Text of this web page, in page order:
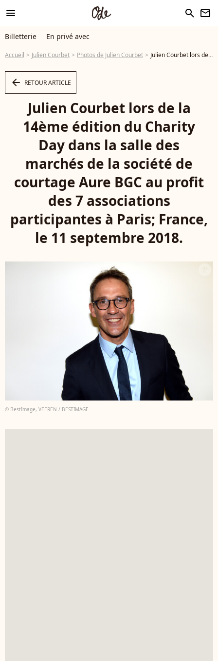
menu search newsletter
Billetterie En privé avec
Accueil Julien Courbet Photos de Julien Courbet Julien Courbet lors de la 14ème édition du Charity Day dans la salle des marchés de la société de courtage Aure BGC au profit des 7 associations participantes à Paris; France, le 11 septembre 2018. © Veeren/Bestimage - Photo
arrow_left RETOUR ARTICLE
Julien Courbet lors de la
14ème édition du Charity
Day dans la salle des
marchés de la société de
courtage Aure BGC au profit
des 7 associations
participantes à Paris; France,
le 11 septembre 2018.
© BestImage, VEEREN / BESTIMAGE